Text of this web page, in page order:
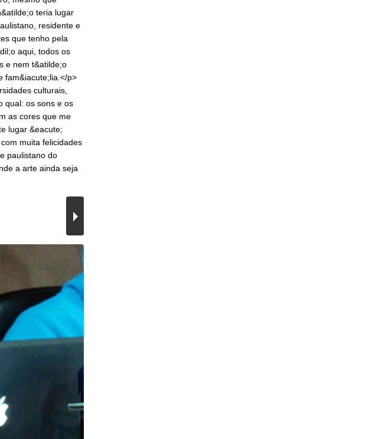
teria lugar
residente e
que tenho pela
aqui, todos os
e nem t&atilde;o
fam&iacute;lia.</p>
culturais,
qual: os sons e os
as cores que me
lugar &eacute;
muita felicidades
paulistano do
a arte ainda seja